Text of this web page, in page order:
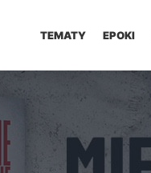
TEMATY EPOKI